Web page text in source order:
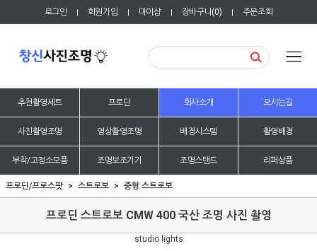
로그인 | 회원가입 | 마이샵 | 장바구니(0) | 주문조회
추천촬영세트 프로딘 회사소개 오시는길
사진촬영조명 영상촬영조명 배경시스템 촬영배경
부착/고정소모품 조명보조기기 조명스탠드 리퍼상품
프로딘/프로스팟 스트로보 중형 스트로보
프로딘 스트로보 CMW 400 국산 조명 사진 촬영
studio lights